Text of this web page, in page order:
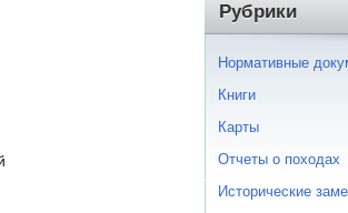
Рубрики
Нормативные
Книги
Карты
Отчеты о походах
Исторические